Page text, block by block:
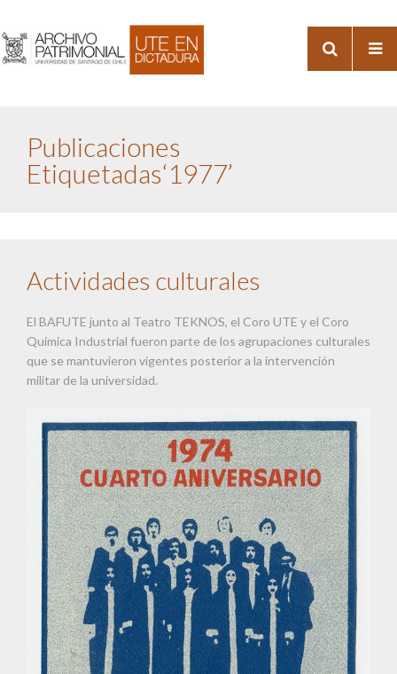
Publicaciones
Etiquetadas‘1977’
Actividades culturales
El BAFUTE junto al Teatro TEKNOS, el Coro UTE y el Coro
Química Industrial fueron parte de los agrupaciones culturales
que se mantuvieron vigentes posterior a la intervención
militar de la universidad.